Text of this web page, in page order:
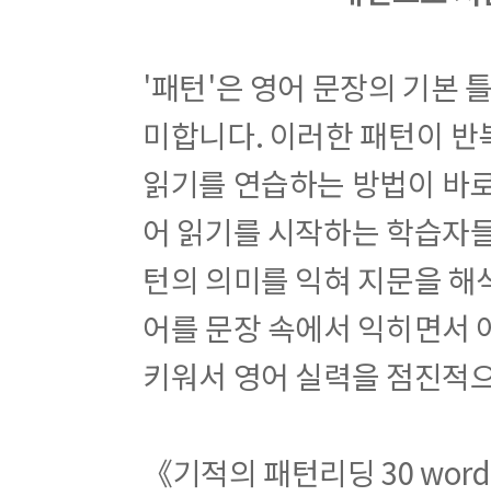
'패턴'은 영어 문장의 기본
미합니다. 이러한 패턴이
읽기를 연습하는 방법이 바
어 읽기를 시작하는 학습자
턴의 의미를 익혀 지문을
어를 문장 속에서 익히면서
키워서 영어 실력을 점진적
《기적의 패턴리딩 30